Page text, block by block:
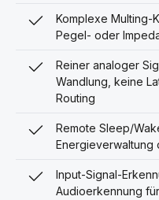
Komplexe Multing-
Pegel- oder
Reiner analoger
Wandlung, keine
Routing
Remote Sleep/
Energieverwaltung
Input-Signal-
Audioerkennung